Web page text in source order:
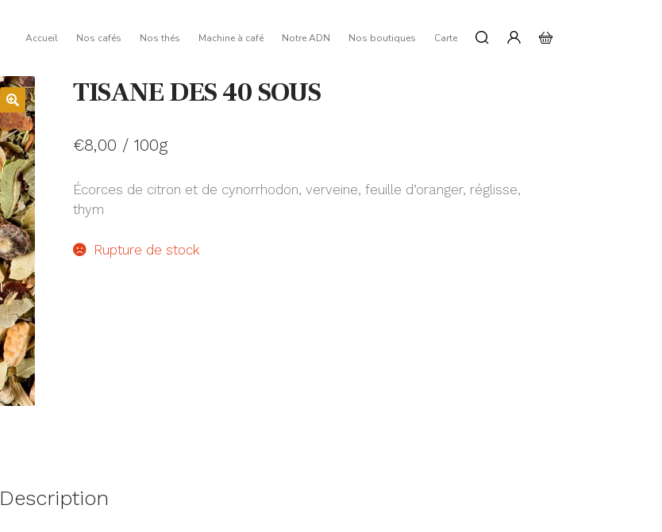
Accueil Nos cafés Nos thés Machine à café Notre ADN Nos boutiques Carte
TISANE DES 40 SOUS
€8,00 / 100g
Écorces de citron et de cynorrhodon, verveine, feuille d’oranger, réglisse,
thym
Rupture de stock
Description